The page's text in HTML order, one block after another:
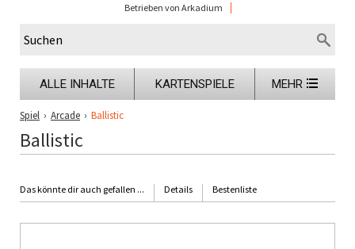
Betrieben von Arkadium
ALLE INHALTE KARTENSPIELE MEHR
Spiel › Arcade › Ballistic
Ballistic
Das könnte dir auch gefallen ... Details Bestenliste